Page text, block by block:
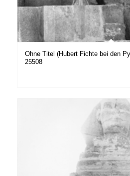
Ohne Titel (Hubert Fichte bei den
25508